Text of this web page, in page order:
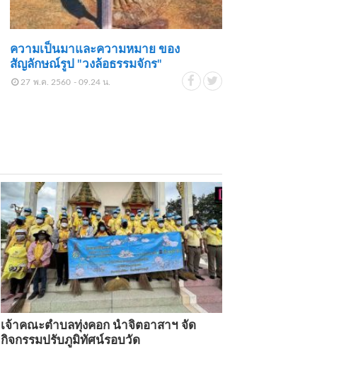
ความเป็นมาและความหมาย ของ
สัญลักษณ์รูป "วงล้อธรรมจักร"
27 พ.ค. 2560 - 09.24 น.
เจ้าคณะตำบลทุ่งคอก นำจิตอาสาฯ จัด
กิจกรรมปรับภูมิทัศน์รอบวัด